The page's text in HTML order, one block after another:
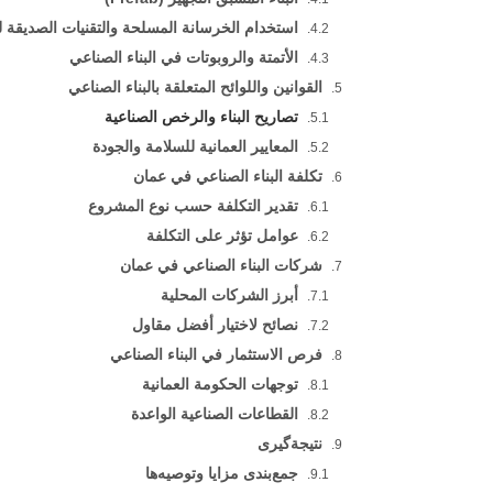
استخدام الخرسانة المسلحة والتقنيات الصديقة
الأتمتة والروبوتات في البناء الصناعي
القوانين واللوائح المتعلقة بالبناء الصناعي
تصاريح البناء والرخص الصناعية
المعايير العمانية للسلامة والجودة
تكلفة البناء الصناعي في عمان
تقدير التكلفة حسب نوع المشروع
عوامل تؤثر على التكلفة
شركات البناء الصناعي في عمان
أبرز الشركات المحلية
نصائح لاختيار أفضل مقاول
فرص الاستثمار في البناء الصناعي
توجهات الحكومة العمانية
القطاعات الصناعية الواعدة
نتيجة‌گیری
جمع‌بندی مزایا وتوصیه‌ها